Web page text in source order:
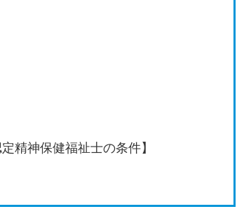
精神保健福祉士の条件】